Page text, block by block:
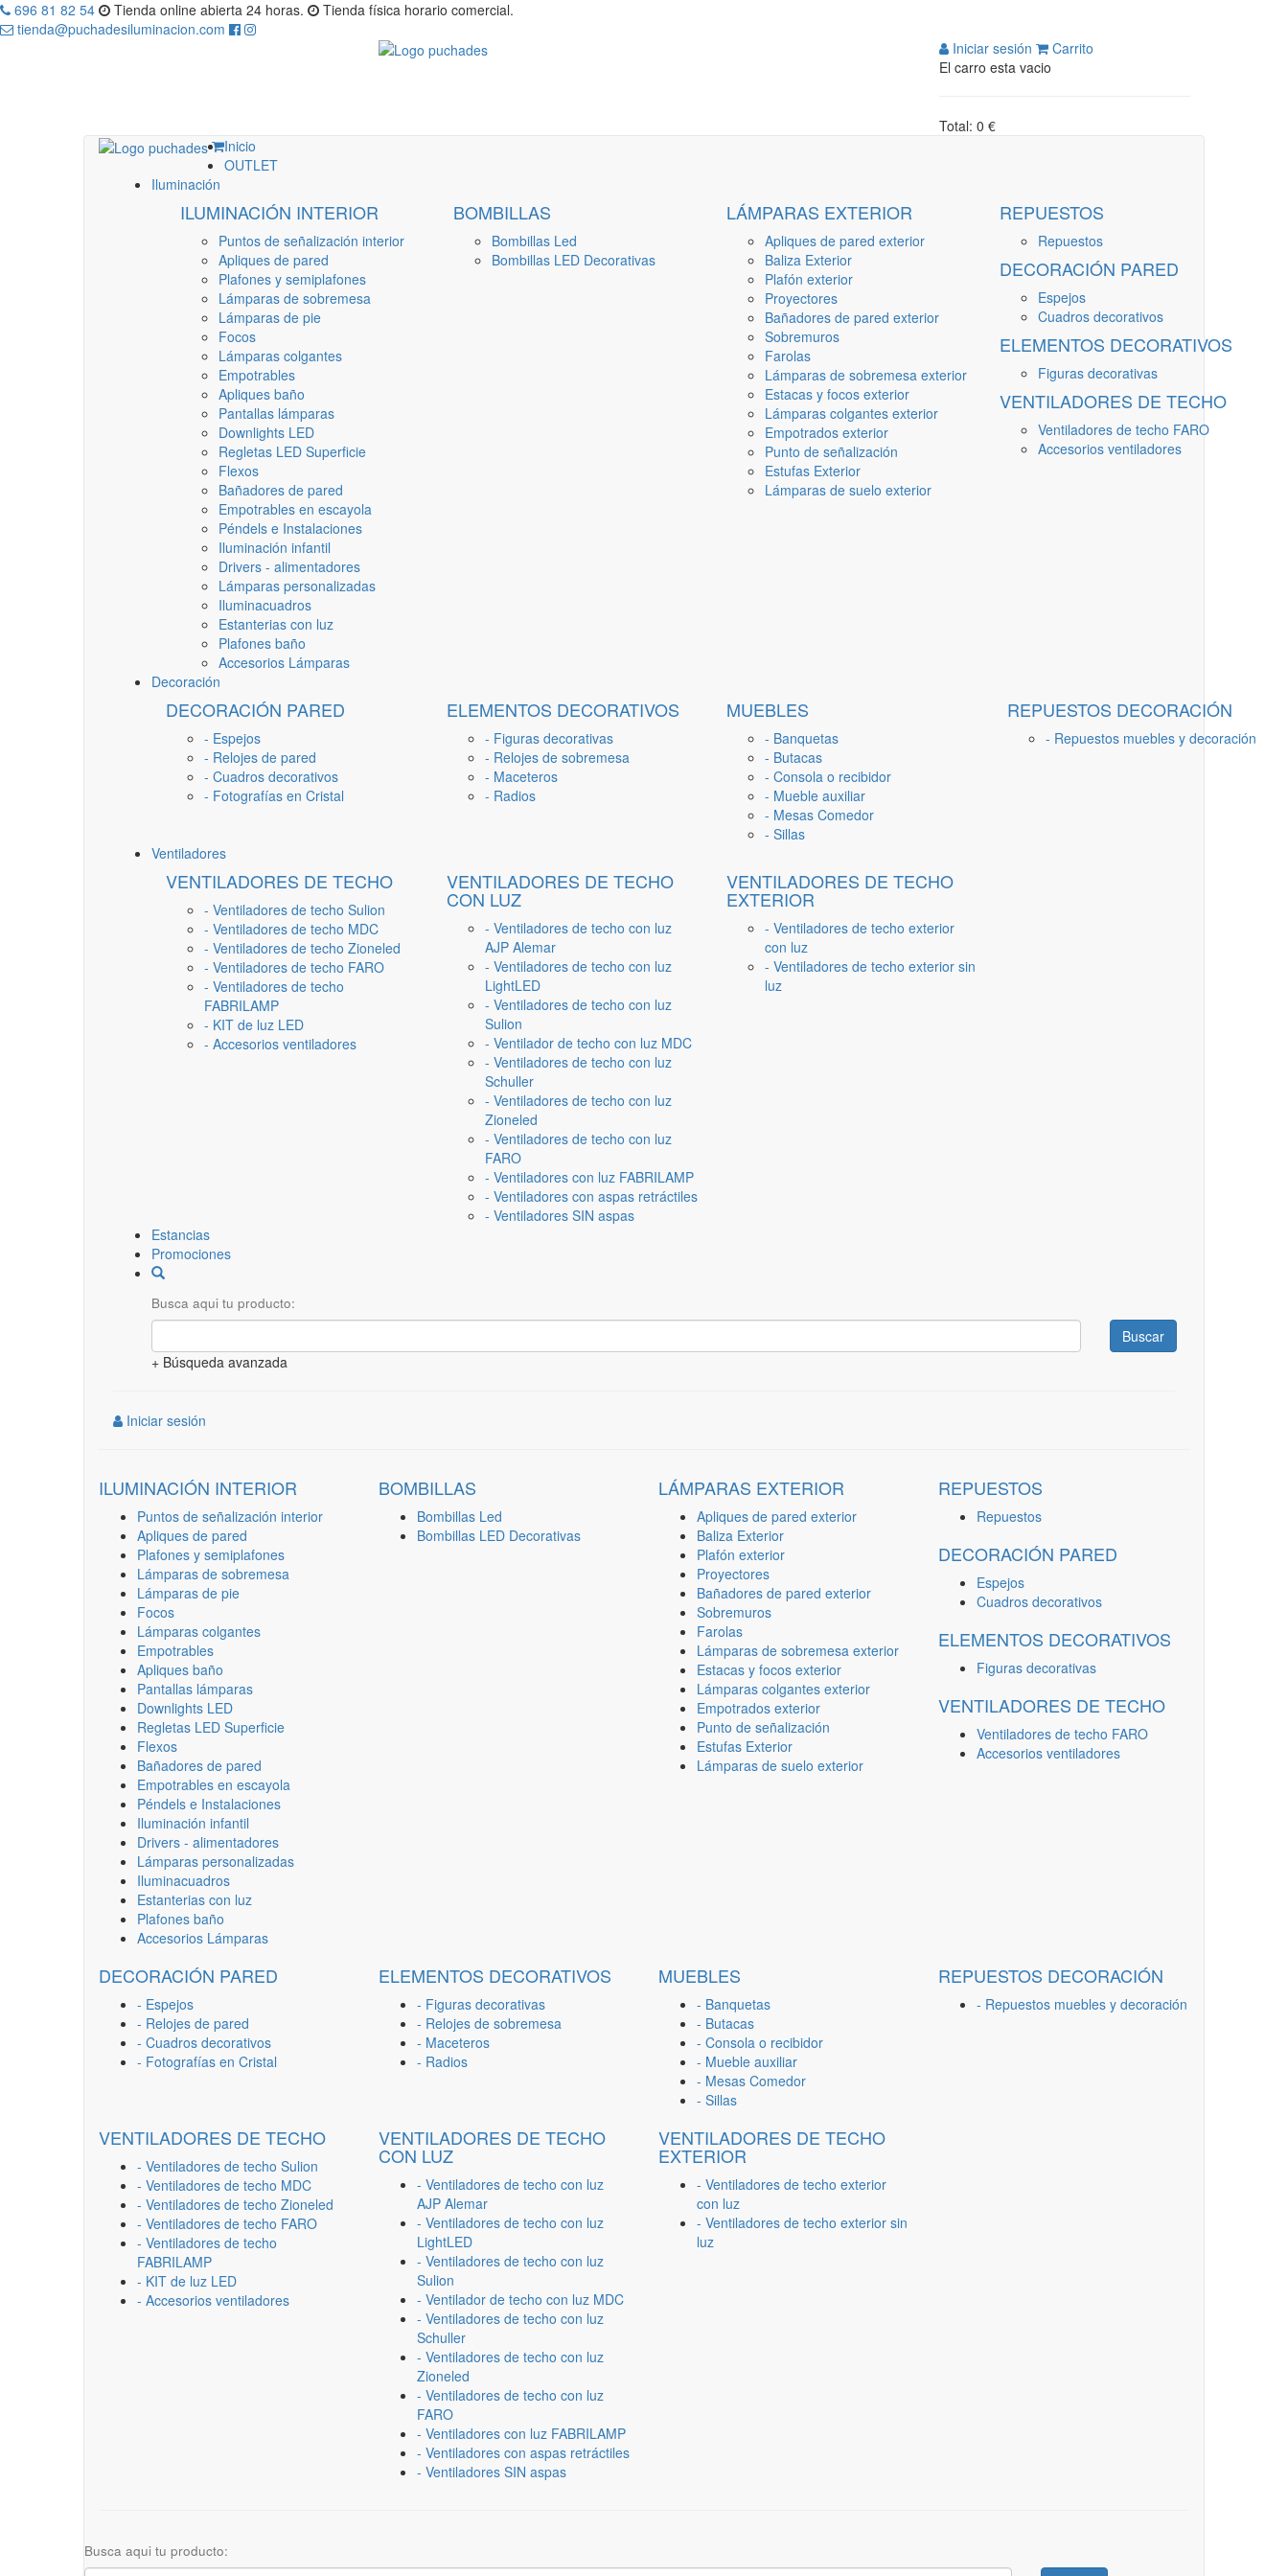
696 81 82 54 Tienda online abierta 24 horas.
Tienda física horario comercial.
tienda@puchadesiluminacion.com
Iniciar sesión
Carrito
El carro esta vacio
Total: 0 €
Inicio
OUTLET
Iluminación
ILUMINACIÓN INTERIOR
Puntos de señalización interior
Apliques de pared
Plafones y semiplafones
Lámparas de sobremesa
Lámparas de pie
Focos
Lámparas colgantes
Empotrables
Apliques baño
Pantallas lámparas
Downlights LED
Regletas LED Superficie
Flexos
Bañadores de pared
Empotrables en escayola
Péndels e Instalaciones
Iluminación infantil
Drivers - alimentadores
Lámparas personalizadas
Iluminacuadros
Estanterias con luz
Plafones baño
Accesorios Lámparas
BOMBILLAS
Bombillas Led
Bombillas LED Decorativas
LÁMPARAS EXTERIOR
Apliques de pared exterior
Baliza Exterior
Plafón exterior
Proyectores
Bañadores de pared exterior
Sobremuros
Farolas
Lámparas de sobremesa exterior
Estacas y focos exterior
Lámparas colgantes exterior
Empotrados exterior
Punto de señalización
Estufas Exterior
Lámparas de suelo exterior
REPUESTOS
Repuestos
DECORACIÓN PARED
Espejos
Cuadros decorativos
ELEMENTOS DECORATIVOS
Figuras decorativas
VENTILADORES DE TECHO
Ventiladores de techo FARO
Accesorios ventiladores
Decoración
DECORACIÓN PARED
- Espejos
- Relojes de pared
- Cuadros decorativos
- Fotografías en Cristal
ELEMENTOS DECORATIVOS
- Figuras decorativas
- Relojes de sobremesa
- Maceteros
- Radios
MUEBLES
- Banquetas
- Butacas
- Consola o recibidor
- Mueble auxiliar
- Mesas Comedor
- Sillas
REPUESTOS DECORACIÓN
- Repuestos muebles y decoración
Ventiladores
VENTILADORES DE TECHO
- Ventiladores de techo Sulion
- Ventiladores de techo MDC
- Ventiladores de techo Zioneled
- Ventiladores de techo FARO
- Ventiladores de techo
FABRILAMP
- KIT de luz LED
- Accesorios ventiladores
VENTILADORES DE TECHO
CON LUZ
- Ventiladores de techo con luz
AJP Alemar
- Ventiladores de techo con luz
LightLED
- Ventiladores de techo con luz
Sulion
- Ventilador de techo con luz MDC
- Ventiladores de techo con luz
Schuller
- Ventiladores de techo con luz
Zioneled
- Ventiladores de techo con luz
FARO
- Ventiladores con luz FABRILAMP
- Ventiladores con aspas retráctiles
- Ventiladores SIN aspas
VENTILADORES DE TECHO
EXTERIOR
- Ventiladores de techo exterior
con luz
- Ventiladores de techo exterior sin
luz
Estancias
Promociones
Busca aqui tu producto:
Buscar
+ Búsqueda avanzada
Iniciar sesión
ILUMINACIÓN INTERIOR
Puntos de señalización interior
Apliques de pared
Plafones y semiplafones
Lámparas de sobremesa
Lámparas de pie
Focos
Lámparas colgantes
Empotrables
Apliques baño
Pantallas lámparas
Downlights LED
Regletas LED Superficie
Flexos
Bañadores de pared
Empotrables en escayola
Péndels e Instalaciones
Iluminación infantil
Drivers - alimentadores
Lámparas personalizadas
Iluminacuadros
Estanterias con luz
Plafones baño
Accesorios Lámparas
BOMBILLAS
Bombillas Led
Bombillas LED Decorativas
LÁMPARAS EXTERIOR
Apliques de pared exterior
Baliza Exterior
Plafón exterior
Proyectores
Bañadores de pared exterior
Sobremuros
Farolas
Lámparas de sobremesa exterior
Estacas y focos exterior
Lámparas colgantes exterior
Empotrados exterior
Punto de señalización
Estufas Exterior
Lámparas de suelo exterior
REPUESTOS
Repuestos
DECORACIÓN PARED
Espejos
Cuadros decorativos
ELEMENTOS DECORATIVOS
Figuras decorativas
VENTILADORES DE TECHO
Ventiladores de techo FARO
Accesorios ventiladores
DECORACIÓN PARED
- Espejos
- Relojes de pared
- Cuadros decorativos
- Fotografías en Cristal
ELEMENTOS DECORATIVOS
- Figuras decorativas
- Relojes de sobremesa
- Maceteros
- Radios
MUEBLES
- Banquetas
- Butacas
- Consola o recibidor
- Mueble auxiliar
- Mesas Comedor
- Sillas
REPUESTOS DECORACIÓN
- Repuestos muebles y decoración
VENTILADORES DE TECHO
- Ventiladores de techo Sulion
- Ventiladores de techo MDC
- Ventiladores de techo Zioneled
- Ventiladores de techo FARO
- Ventiladores de techo
FABRILAMP
- KIT de luz LED
- Accesorios ventiladores
VENTILADORES DE TECHO
CON LUZ
- Ventiladores de techo con luz
AJP Alemar
- Ventiladores de techo con luz
LightLED
- Ventiladores de techo con luz
Sulion
- Ventilador de techo con luz MDC
- Ventiladores de techo con luz
Schuller
- Ventiladores de techo con luz
Zioneled
- Ventiladores de techo con luz
FARO
- Ventiladores con luz FABRILAMP
- Ventiladores con aspas retráctiles
- Ventiladores SIN aspas
VENTILADORES DE TECHO
EXTERIOR
- Ventiladores de techo exterior
con luz
- Ventiladores de techo exterior sin
luz
Busca aqui tu producto: